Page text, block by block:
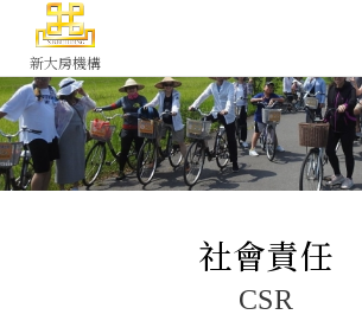
社會責任
CSR
新大房機構